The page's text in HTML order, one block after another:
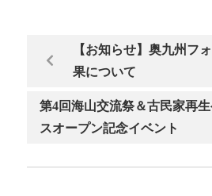
【お知らせ】奥九州フ
果について
第4回海山交流祭＆古民家再
スオープン記念イベント